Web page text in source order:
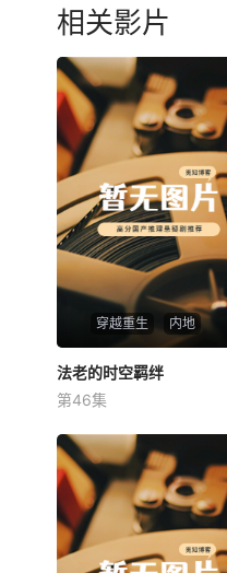
相关影片
穿越重生 内地
法老的时空羁绊
未知
法老的时空羁绊
第46集